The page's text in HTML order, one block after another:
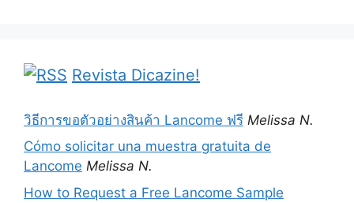
Revista Dicazine!
วิธีการขอตัวอย่างสินค้า Lancome ฟรี Melissa N.
Cómo solicitar una muestra gratuita de
Lancome Melissa N.
How to Request a Free Lancome Sample